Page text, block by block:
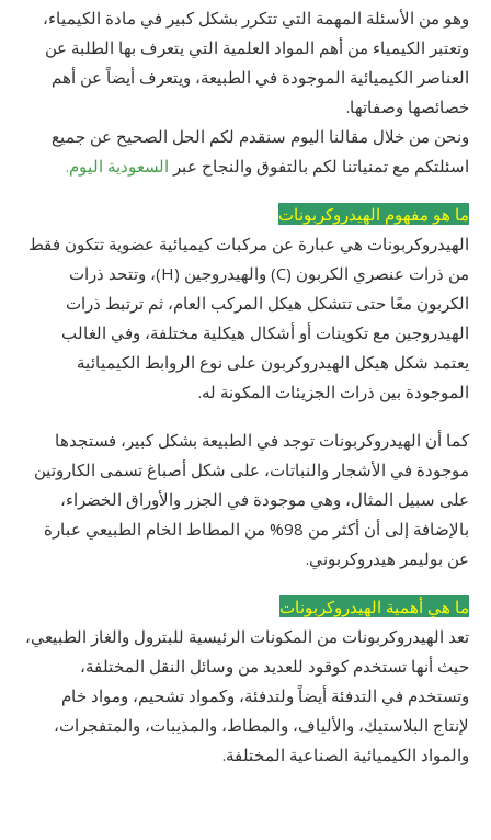
وهو من الأسئلة المهمة التي تتكرر بشكل كبير في مادة الكيمياء،
وتعتبر الكيمياء من أهم المواد العلمية التي يتعرف بها الطلبة عن
العناصر الكيميائية الموجودة في الطبيعة، ويتعرف أيضاً عن أهم
خصائصها وصفاتها.
ونحن من خلال مقالنا اليوم سنقدم لكم الحل الصحيح عن جميع
اسئلتكم مع تمنياتنا لكم بالتفوق والنجاح عبر السعودية اليوم.
ما هو مفهوم الهيدروكربونات
الهيدروكربونات هي عبارة عن مركبات كيميائية عضوية تتكون فقط
من ذرات عنصري الكربون (C) والهيدروجين (H)، وتتحد ذرات
الكربون معًا حتى تتشكل هيكل المركب العام، ثم ترتبط ذرات
الهيدروجين مع تكوينات أو أشكال هيكلية مختلفة، وفي الغالب
يعتمد شكل هيكل الهيدروكربون على نوع الروابط الكيميائية
الموجودة بين ذرات الجزيئات المكونة له.
كما أن الهيدروكربونات توجد في الطبيعة بشكل كبير، فستجدها
موجودة في الأشجار والنباتات، على شكل أصباغ تسمى الكاروتين
على سبيل المثال، وهي موجودة في الجزر والأوراق الخضراء،
بالإضافة إلى أن أكثر من 98% من المطاط الخام الطبيعي عبارة
عن بوليمر هيدروكربوني.
ما هي أهمية الهيدروكربونات
تعد الهيدروكربونات من المكونات الرئيسية للبترول والغاز الطبيعي،
حيث أنها تستخدم كوقود للعديد من وسائل النقل المختلفة،
وتستخدم في التدفئة أيضاً ولتدفئة، وكمواد تشحيم، ومواد خام
لإنتاج البلاستيك، والألياف، والمطاط، والمذيبات، والمتفجرات،
والمواد الكيميائية الصناعية المختلفة.